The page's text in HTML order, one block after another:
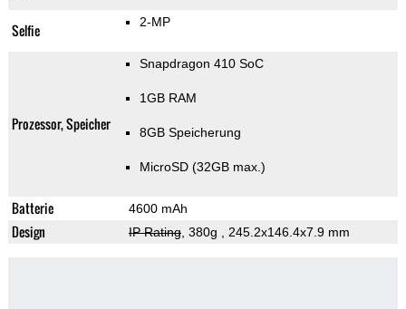
Selfie 2-MP
Prozessor, Speicher
Snapdragon 410 SoC
1GB RAM
8GB Speicherung
MicroSD (32GB max.)
Batterie 4600 mAh
Design IP Rating, 380g , 245.2x146.4x7.9 mm